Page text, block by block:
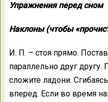
Упражнения перед сном
Наклоны (чтобы
И. П. – стоя прямо.
параллельно друг
сложите ладони.
вперед. Если во время